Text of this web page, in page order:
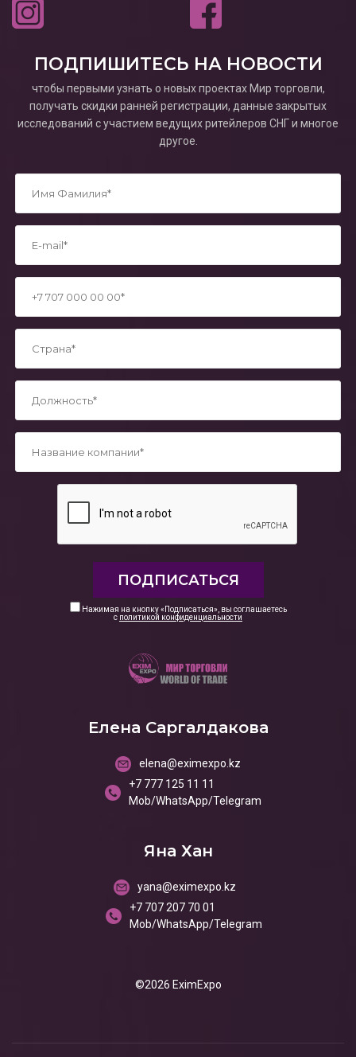
ПОДПИШИТЕСЬ НА НОВОСТИ
чтобы первыми узнать о новых проектах Мир торговли,
получать скидки ранней регистрации, данные закрытых
исследований с участием ведущих ритейлеров СНГ и многое
другое.
Нажимая на кнопку «Подписаться», вы соглашаетесь
с политикой конфиденциальности
Елена Саргалдакова
elena@eximexpo.kz
+7 777 125 11 11
Mob/WhatsApp/Telegram
Яна Хан
yana@eximexpo.kz
+7 707 207 70 01
Mob/WhatsApp/Telegram
©2026 EximExpo